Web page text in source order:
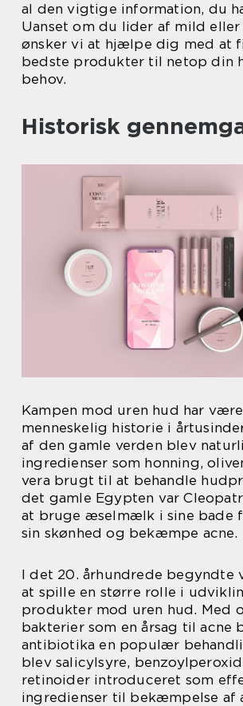
al den vigtige information, du
Uanset om du lider af mild
ønsker vi at hjælpe dig med at
bedste produkter til netop din
behov.
Historisk
Kampen mod uren hud har
menneskelig historie i
af den gamle verden blev
ingredienser som honning,
vera brugt til at behandle
det gamle Egypten var
at bruge æselmælk i sine bade
sin skønhed og bekæmpe acne.
I det 20. århundrede begyndte
at spille en større rolle i
produkter mod uren hud. Med
bakterier som en årsag til acne
antibiotika en populær
blev salicylsyre,
retinoider introduceret som
ingredienser til bekæmpelse af